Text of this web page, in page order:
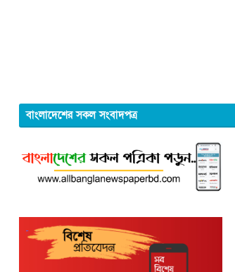
বাংলাদেশের সকল সংবাদপত্র